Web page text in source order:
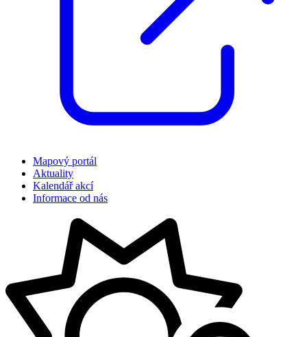
Mapový portál
Aktuality
Kalendář akcí
Informace od nás